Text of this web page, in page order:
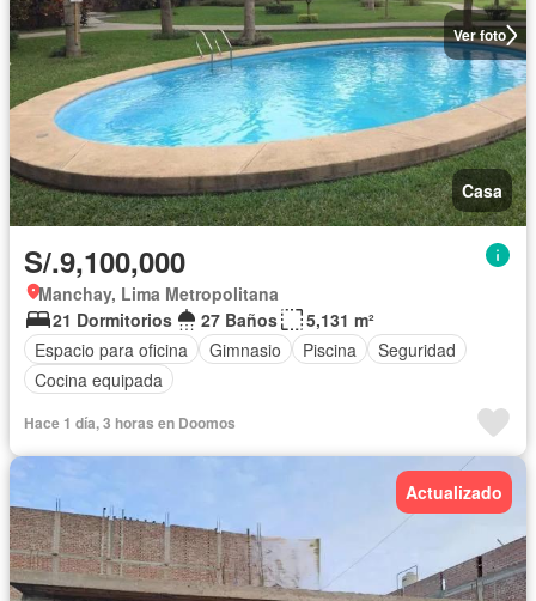
Ver foto
Casa
S/.9,100,000
Manchay, Lima Metropolitana
21 Dormitorios
27 Baños
5,131 m²
Espacio para oficina
Gimnasio Piscina
Seguridad
Cocina equipada
Hace 1 día, 3 horas en Doomos
Actualizado